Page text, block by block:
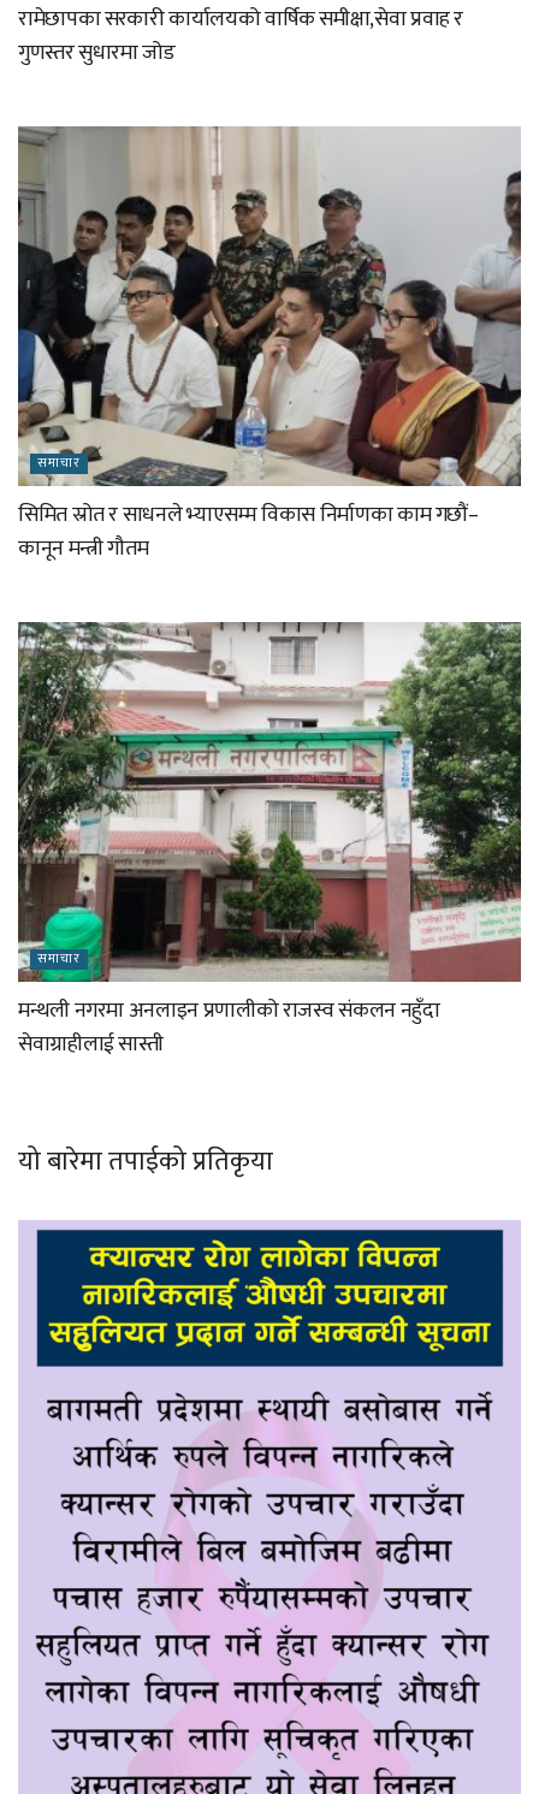
रामेछापका सरकारी कार्यालयको वार्षिक समीक्षा,सेवा प्रवाह र
गुणस्तर सुधारमा जोड
समाचार
सिमित स्रोत र साधनले भ्याएसम्म विकास निर्माणका काम गछौं–
कानून मन्त्री गौतम
समाचार
मन्थली नगरमा अनलाइन प्रणालीको राजस्व संकलन नहुँदा
सेवाग्राहीलाई सास्ती
यो बारेमा तपाईको प्रतिकृया